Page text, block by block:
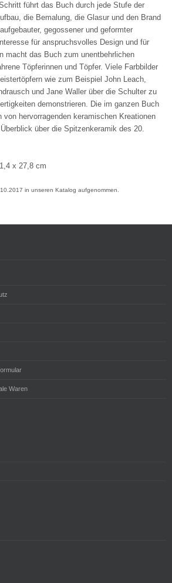
führt das Buch durch jede Stufe der
die Bemalung, die Glasur und den Brand
gegossener und geformter
für anspruchsvolles Design und für
macht das Buch zum unentbehrlichen
Töpferinnen und Töpfer. Viele Farbbilder
wie zum Beispiel John Leach,
und Jane Waller über die Schulter zu
demonstrieren. Die im ganzen Buch
von hervorragenden keramischen Kreationen
über die Spitzenkeramik des 20.
x 27,8 cm
in unseren Katalog aufgenommen.
Waren